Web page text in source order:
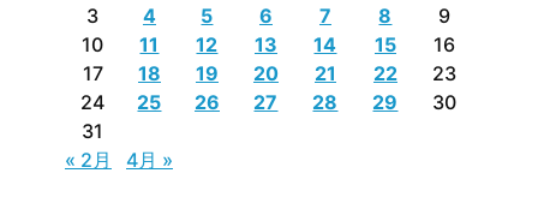
3
4 5 6 7 8
9
10
11 12 13 14 15
16
17
18 19 20 21 22
23
24
25 26 27 28 29
30
31
« 2月
4月 »